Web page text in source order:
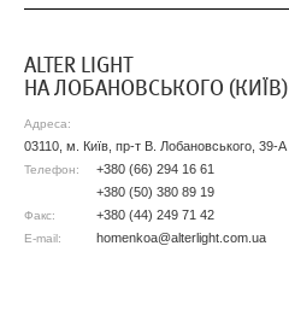
АLTER LIGHT
НА ЛОБАНОВСЬКОГО (КИЇВ)
Адреса:
03110, м. Київ, пр-т В. Лобановського, 39-А
Телефон:
+380 (66) 294 16 61
+380 (50) 380 89 19
Факс: +380 (44) 249 71 42
E-mail: homenkoa@alterlight.com.ua